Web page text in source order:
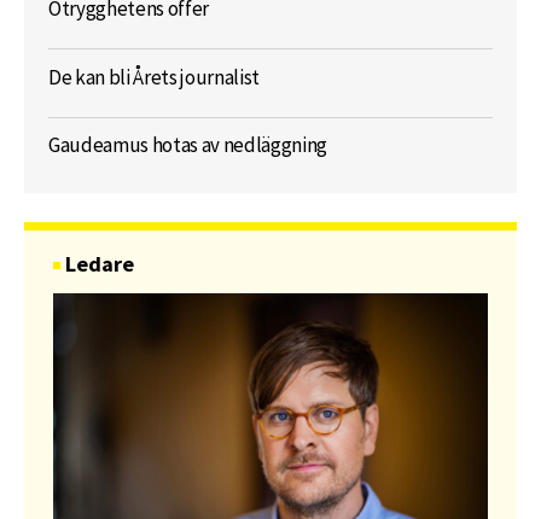
Otrygghetens offer
De kan bli Årets journalist
Gaudeamus hotas av nedläggning
Ledare